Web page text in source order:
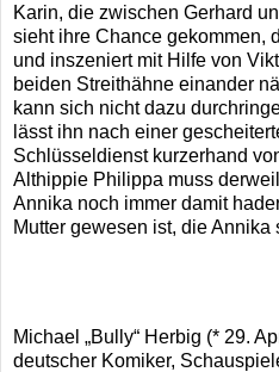
Karin, die zwischen Gerhard
sieht ihre Chance gekommen,
und inszeniert mit Hilfe von
beiden Streithähne einander
kann sich nicht dazu
lässt ihn nach einer
Schlüsseldienst kurzerhand
Althippie Philippa muss
Annika noch immer damit
Mutter gewesen ist, die Annika
Michael „Bully“ Herbig (* 29.
deutscher Komiker,